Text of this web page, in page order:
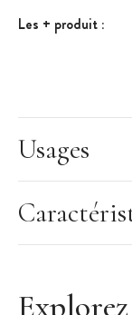
Les + produit :
Caractéristiques du
Mixeur
Matériaux
Hauteur : 35 cm
Matériaux du
Usages